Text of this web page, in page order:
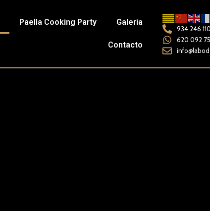
Paella Cooking Party Galeria
Contacto
934 246
620 092